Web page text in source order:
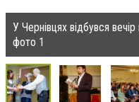
У Чернівцях відбувся
фото 1